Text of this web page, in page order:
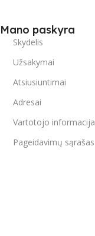
Mano paskyra
Skydelis
Užsakymai
Atsiusiuntimai
Adresai
Vartotojo informacija
Pageidavimų sąrašas